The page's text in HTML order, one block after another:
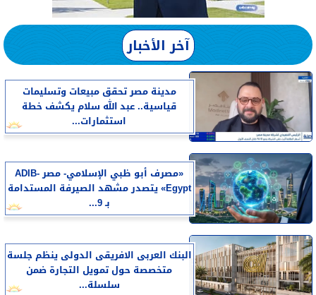
آخر الأخبار
مدينة مصر تحقق مبيعات وتسليمات
قياسية.. عبد الله سلام يكشف خطة
استثمارات...
«مصرف أبو ظبي الإسلامي- مصر ADIB-
Egypt» يتصدر مشهد الصيرفة المستدامة
بـ 9...
البنك العربى الافريقى الدولى ينظم جلسة
متخصصة حول تمويل التجارة ضمن
سلسلة...